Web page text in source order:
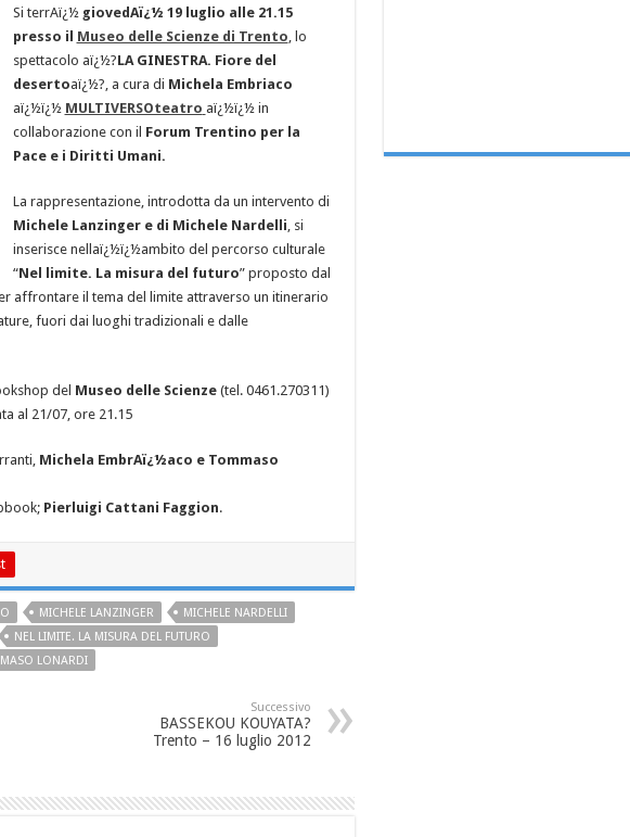
Si terrAï¿½ giovedAï¿½ 19 luglio alle 21.15
presso il Museo delle Scienze di Trento , lo
spettacolo aï¿½?LA GINESTRA. Fiore del
desertoaï¿½?, a cura di Michela Embriaco
aï¿½ï¿½ MULTIVERSOteatro aï¿½ï¿½ in
collaborazione con il Forum Trentino per la
Pace e i Diritti Umani.
La rappresentazione, introdotta da un intervento di
Michele Lanzinger e di Michele Nardelli , si
inserisce nellaï¿½ï¿½ambito del percorso culturale
“Nel limite. La misura del futuro” proposto dal
affrontare il tema del limite attraverso un itinerario
fuori dai luoghi tradizionali e dalle
del Museo delle Scienze(tel. 0461.270311)
al 21/07, ore 21.15
Michela EmbrAï¿½aco e Tommaso
Pierluigi Cattani Faggion.
MICHELE LANZINGER
MICHELE NARDELLI
NEL LIMITE. LA MISURA DEL FUTURO
LONARDI
Successivo
BASSEKOU KOUYATA?
Trento – 16 luglio 2012